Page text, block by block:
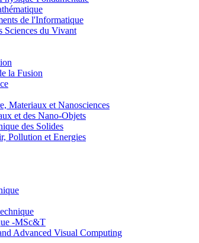
de l'Informatique
du Vivant
la Fusion
et Nanosciences
et des Nano-Objets
des Solides
Pollution et Energies
-MSc&T
Advanced Visual Computing